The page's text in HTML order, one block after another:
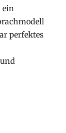
ein
perfektes